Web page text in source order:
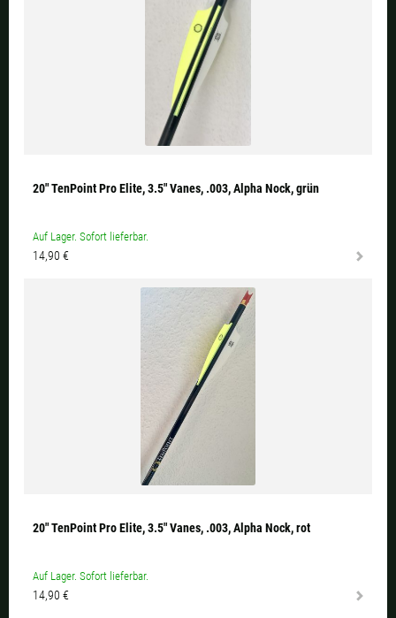
20" TenPoint Pro Elite, 3.5" Vanes, .003, Alpha Nock, grün
Auf Lager. Sofort lieferbar.
14,90 €
20" TenPoint Pro Elite, 3.5" Vanes, .003, Alpha Nock, rot
Auf Lager. Sofort lieferbar.
14,90 €